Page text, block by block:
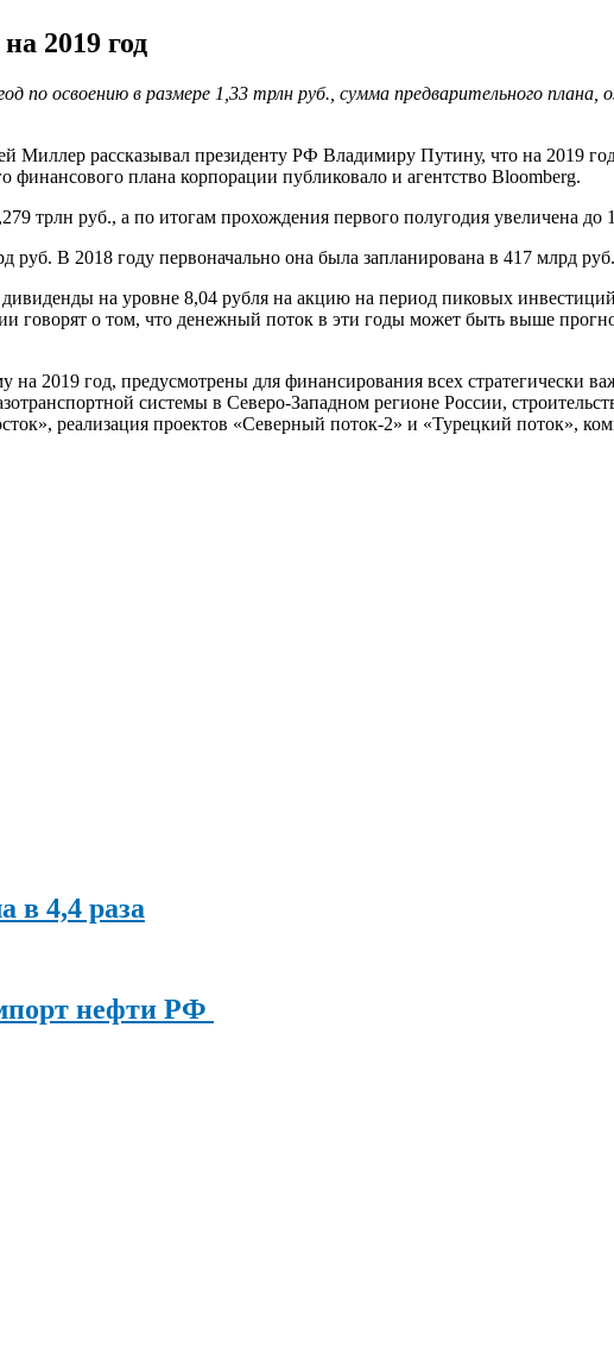
2019 год
по освоению в размере 1,33 трлн руб., сумма предварительного плана,
Миллер рассказывал президенту РФ Владимиру Путину, что на 2019
финансового плана корпорации публиковало и агентство Bloomberg.
трлн руб., а по итогам прохождения первого полугодия увеличена до
руб. В 2018 году первоначально она была запланирована в 417 млрд
на уровне 8,04 рубля на акцию на период пиковых
говорят о том, что денежный поток в эти годы может быть выше
2019 год, предусмотрены для финансирования всех стратегически
системы в Северо-Западном регионе России,
реализация проектов «Северный поток-2» и «Турецкий поток»,
в 4,4 раза
нефти РФ